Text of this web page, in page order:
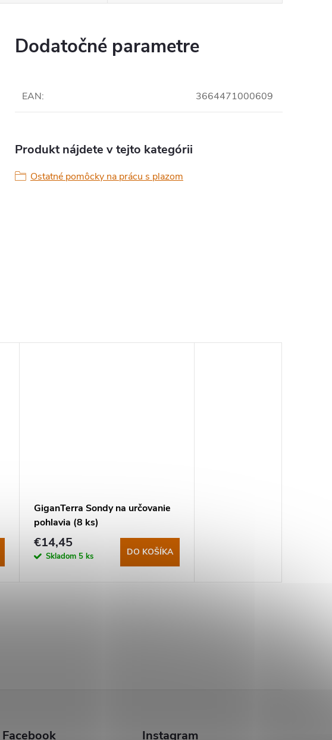
Dodatočné parametre
EAN: 3664471000609
Produkt nájdete v tejto kategórii
Ostatné pomôcky na prácu s plazom
GiganTerra Sondy na určovanie
pohlavia (8 ks)
€14,45
Skladom 5 ks DO KOŠÍKA
Facebook Instagram